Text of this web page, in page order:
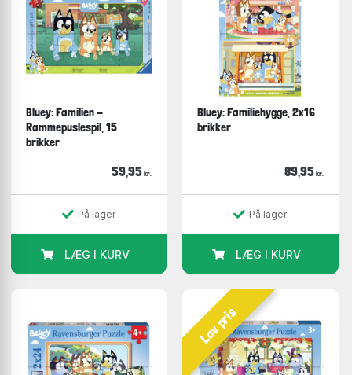
Bluey: Familien -
Rammepuslespil, 15
brikker
59,95 kr.
På lager
LÆG I KURV
Bluey: Familiehygge, 2x16
brikker
89,95 kr.
På lager
LÆG I KURV
Lav pris